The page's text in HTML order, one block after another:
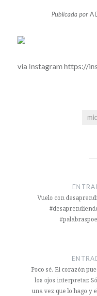
Publicada por
via Instagram https://
entradas
Vuelo con
Poco sé. El corazón
los ojos interpretar.
una vez que lo hago y